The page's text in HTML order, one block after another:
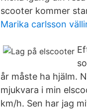
scooter kommer
Marika carlsson
år måste ha hjälm.
mjukvara i min
km/h. Sen har jag